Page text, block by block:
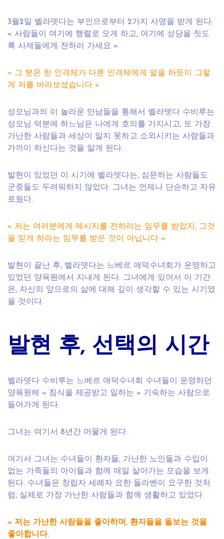
3월2일 벨라뎃다는 부인으로부터 2가지 사명을 받게 된다.
« 사람들이 여기에 행렬로 오게 하고, 여기에 성당을 짓도
록 사제들에게 전하러 가세요 »
« 그 분은 한 인격체가 다른 인격체에게 말을 하듯이 그렇
게 저를 바라보셨습니다 »
성모님과의 이 놀라운 만남들을 통해서 벨라뎃다 수비루는
성모님 덕분에 하느님은 나에게 호의를 가지시고, 또 가장
가난한 사람들과 세상이 알지 못하고 소외시키는 사람들과
가까이 하신다는 것을 알게 된다.
발현이 있었던 이 시기에 벨라뎃다는, 심문하는 사람들도
군중들도 두려워하지 않았다. 그녀는 언제나 단순하고 자유
로웠다.
« 저는 여러분에게 메시지를 전하라는 임무를 받았지, 그것
을 믿게 하라는 임무를 받은 것이 아닙니다 »
발현이 끝난 후, 벨라뎃다는 느베르 애덕수녀회가 운영하고
있었던 양육원에서 지내게 된다. 그녀에게 있어서 이 기간
은, 자신의 앞으로의 삶에 대해 깊이 생각할 수 있는 시기였
을 것이다.
발현 후, 선택의 시간
벨라뎃다 수비루는 느베르 애덕수녀회 수녀들이 운영하던
양육원에 « 침식을 제공받고 일하는 » 기숙하는 사람으로
들어가게 된다.
그녀는 여기서 8년간 머물게 된다.
여기서 그녀는 수녀들이 환자들, 가난한 노인들과 수입이
없는 가족들의 아이들과 함께 매일 살아가는 모습을 보게
된다. 수녀들은 창립자 세례자 요한 들라벤이 요구한 것처
럼, 실제로 가장 가난한 사람들과 함께 생활하고 있었다.
« 저는 가난한 사람들을 좋아하며, 환자들을 돌보는 것을
좋아합니다.